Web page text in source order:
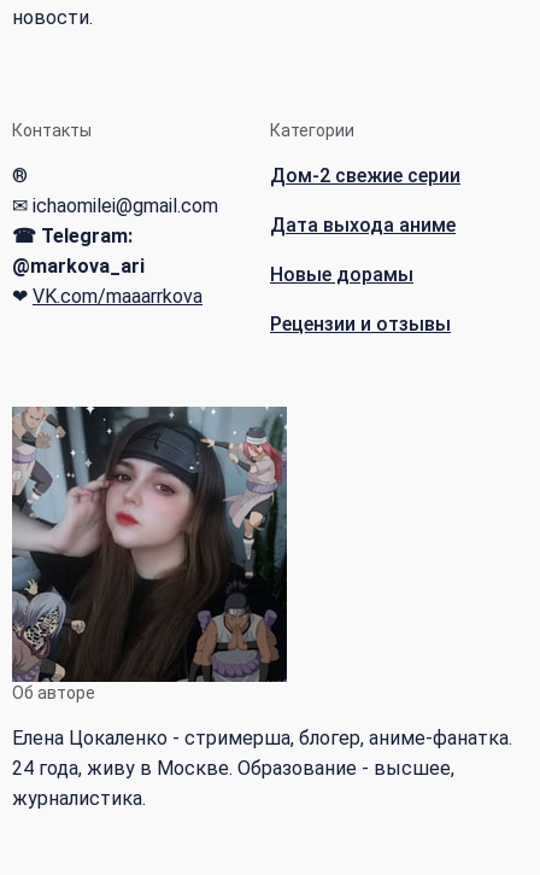
новости.
Контакты
®
✉ ichaomilei@gmail.com
☎ Telegram:
@markova_ari
❤ VK.com/maaarrkova
Категории
Дом-2 свежие серии
Дата выхода аниме
Новые дорамы
Рецензии и отзывы
Об авторе
Елена Цокаленко - стримерша, блогер, аниме-фанатка.
24 года, живу в Москве. Образование - высшее,
журналистика.